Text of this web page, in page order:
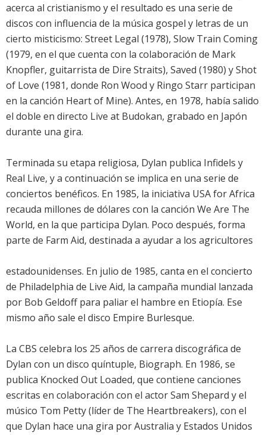
acerca al cristianismo y el resultado es una serie de
discos con influencia de la música gospel y letras de un
cierto misticismo: Street Legal (1978), Slow Train Coming
(1979, en el que cuenta con la colaboración de Mark
Knopfler, guitarrista de Dire Straits), Saved (1980) y Shot
of Love (1981, donde Ron Wood y Ringo Starr participan
en la canción Heart of Mine). Antes, en 1978, había salido
el doble en directo Live at Budokan, grabado en Japón
durante una gira.
Terminada su etapa religiosa, Dylan publica Infidels y
Real Live, y a continuación se implica en una serie de
conciertos benéficos. En 1985, la iniciativa USA for Africa
recauda millones de dólares con la canción We Are The
World, en la que participa Dylan. Poco después, forma
parte de Farm Aid, destinada a ayudar a los agricultores
estadounidenses. En julio de 1985, canta en el concierto
de Philadelphia de Live Aid, la campaña mundial lanzada
por Bob Geldoff para paliar el hambre en Etiopía. Ese
mismo año sale el disco Empire Burlesque.
La CBS celebra los 25 años de carrera discográfica de
Dylan con un disco quíntuple, Biograph. En 1986, se
publica Knocked Out Loaded, que contiene canciones
escritas en colaboración con el actor Sam Shepard y el
músico Tom Petty (líder de The Heartbreakers), con el
que Dylan hace una gira por Australia y Estados Unidos